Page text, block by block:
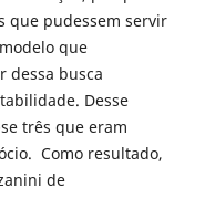
que pudessem servir
que
dessa busca
Desse
três que eram
Como resultado,
de